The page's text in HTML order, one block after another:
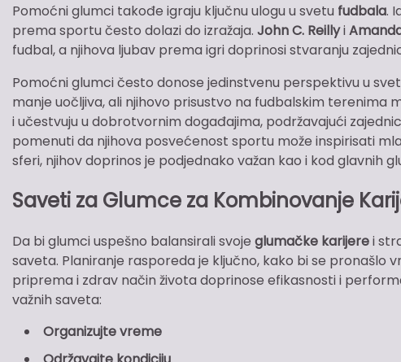
Pomoćni glumci takođe igraju ključnu ulogu u svetu fudbala.
prema sportu često dolazi do izražaja. John C. Reillyi
fudbal, a njihova ljubav prema igri doprinosi stvaranju
Pomoćni glumci često donose jedinstvenu perspektivu u
manje uočljiva, ali njihovo prisustvo na fudbalskim terenima
i učestvuju u dobrotvornim događajima, podržavajući
pomenuti da njihova posvećenost sportu može inspirisati
sferi, njihov doprinos je podjednako važan kao i kod glavnih
Saveti za Glumce za Kombinovanje
Da bi glumci uspešno balansirali svoje glumačke karijerei
saveta. Planiranje rasporeda je ključno, kako bi se pronašlo
priprema i zdrav način života doprinose efikasnosti i
važnih saveta:
Organizujte vreme